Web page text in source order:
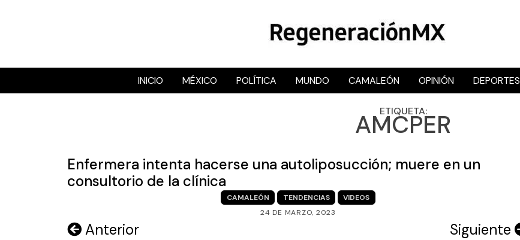
RegeneraciónMX
Sitio de noticias libre e independiente
INICIO MÉXICO POLÍTICA MUNDO CAMALEÓN OPINIÓN DEPORTES
ETIQUETA:
AMCPER
Enfermera intenta hacerse una autoliposucción; muere en un
consultorio de la clínica
CAMALEÓN TENDENCIAS
VIDEOS
24 DE MARZO, 2023
Navegación
Anterior Siguiente